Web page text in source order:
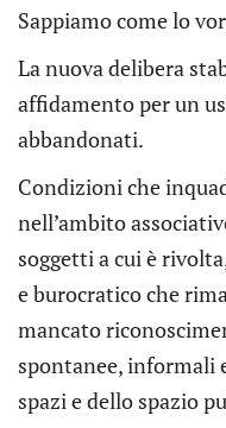
Sappiamo come lo
La nuova delibera
affidamento per un
abbandonati.
Condizioni che
nell’ambito
soggetti a cui è
e burocratico che
mancato
spontanee, informali
spazi e dello spazio